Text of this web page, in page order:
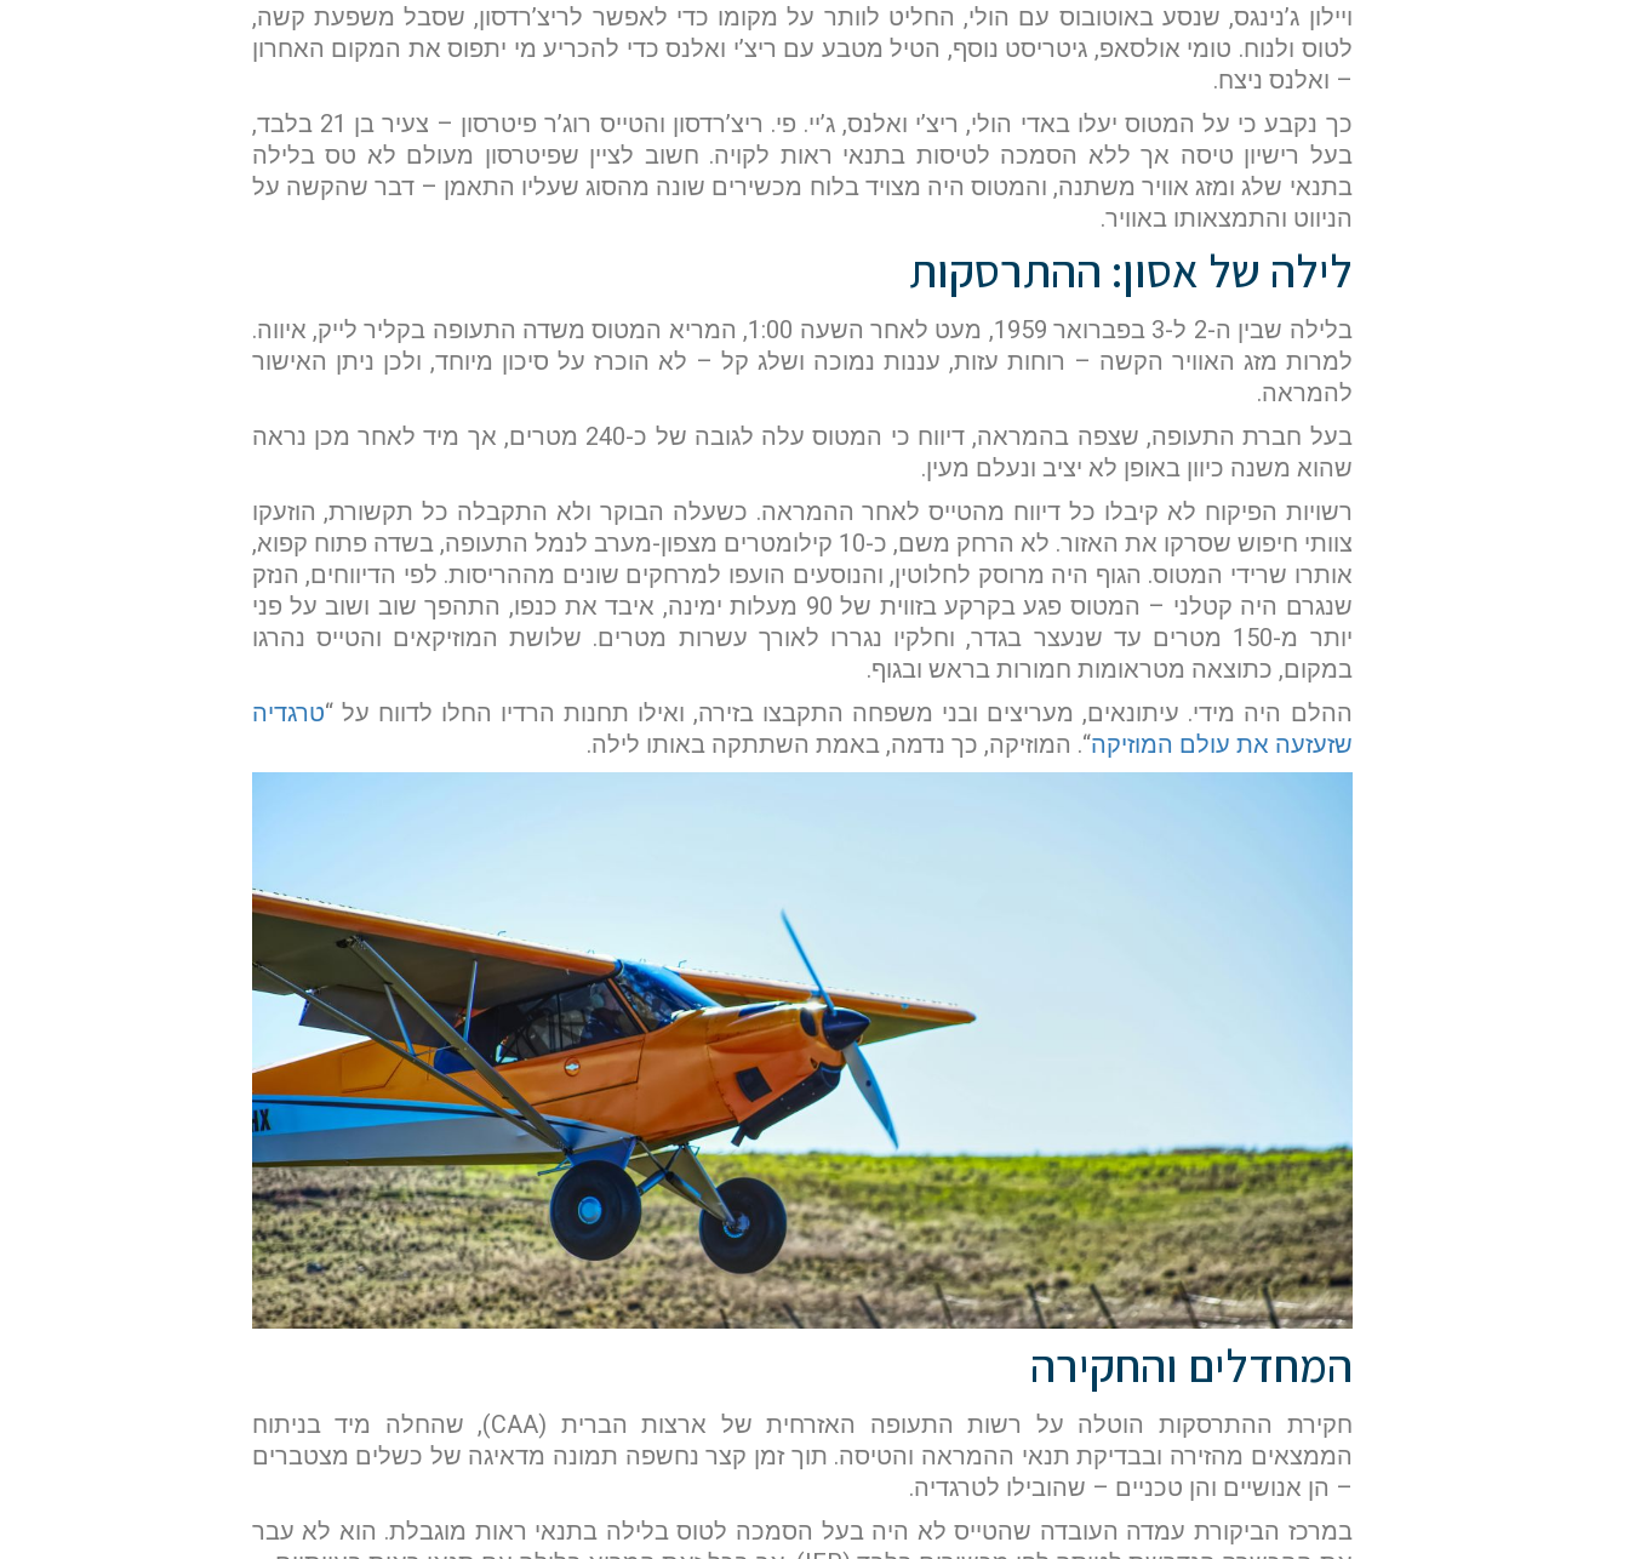
ויילון ג’נינגס, שנסע באוטובוס עם הולי, החליט לוותר על מקומו כדי לאפשר לריצ’רדסון, שסבל משפעת קשה,
לטוס ולנוח. טומי אולסאפ, גיטריסט נוסף, הטיל מטבע עם ריצ’י ואלנס כדי להכריע מי יתפוס את המקום האחרון
– ואלנס ניצח.
כך נקבע כי על המטוס יעלו באדי הולי, ריצ’י ואלנס, ג’יי. פי. ריצ’רדסון והטייס רוג’ר פיטרסון – צעיר בן 21 בלבד,
בעל רישיון טיסה אך ללא הסמכה לטיסות בתנאי ראות לקויה. חשוב לציין שפיטרסון מעולם לא טס בלילה
בתנאי שלג ומזג אוויר משתנה, והמטוס היה מצויד בלוח מכשירים שונה מהסוג שעליו התאמן – דבר שהקשה על
הניווט והתמצאותו באוויר.
לילה של אסון: ההתרסקות
בלילה שבין ה-2 ל-3 בפברואר 1959, מעט לאחר השעה 1:00, המריא המטוס משדה התעופה בקליר לייק, איווה.
למרות מזג האוויר הקשה – רוחות עזות, עננות נמוכה ושלג קל – לא הוכרז על סיכון מיוחד, ולכן ניתן האישור
להמראה.
בעל חברת התעופה, שצפה בהמראה, דיווח כי המטוס עלה לגובה של כ-240 מטרים, אך מיד לאחר מכן נראה
שהוא משנה כיוון באופן לא יציב ונעלם מעין.
רשויות הפיקוח לא קיבלו כל דיווח מהטייס לאחר ההמראה. כשעלה הבוקר ולא התקבלה כל תקשורת, הוזעקו
צוותי חיפוש שסרקו את האזור. לא הרחק משם, כ-10 קילומטרים מצפון-מערב לנמל התעופה, בשדה פתוח קפוא,
אותרו שרידי המטוס. הגוף היה מרוסק לחלוטין, והנוסעים הועפו למרחקים שונים מההריסות. לפי הדיווחים, הנזק
שנגרם היה קטלני – המטוס פגע בקרקע בזווית של 90 מעלות ימינה, איבד את כנפו, התהפך שוב ושוב על פני
יותר מ-150 מטרים עד שנעצר בגדר, וחלקיו נגררו לאורך עשרות מטרים. שלושת המוזיקאים והטייס נהרגו
במקום, כתוצאה מטראומות חמורות בראש ובגוף.
ההלם היה מידי. עיתונאים, מעריצים ובני משפחה התקבצו בזירה, ואילו תחנות הרדיו החלו לדווח על “טרגדיה
שזעזעה את עולם המוזיקה“. המוזיקה, כך נדמה, באמת השתתקה באותו לילה.
המחדלים והחקירה
חקירת ההתרסקות הוטלה על רשות התעופה האזרחית של ארצות הברית (CAA), שהחלה מיד בניתוח
הממצאים מהזירה ובבדיקת תנאי ההמראה והטיסה. תוך זמן קצר נחשפה תמונה מדאיגה של כשלים מצטברים
– הן אנושיים והן טכניים – שהובילו לטרגדיה.
במרכז הביקורת עמדה העובדה שהטייס לא היה בעל הסמכה לטוס בלילה בתנאי ראות מוגבלת. הוא לא עבר
שלח הודעה